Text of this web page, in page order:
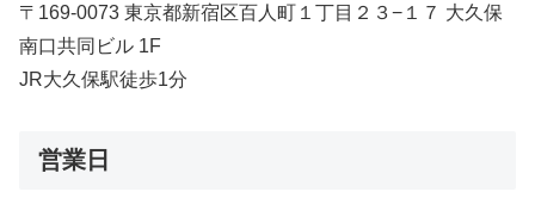
〒169-0073 東京都新宿区百人町１丁目２３−１７ 大久保
南口共同ビル 1F
JR大久保駅徒歩1分
営業日